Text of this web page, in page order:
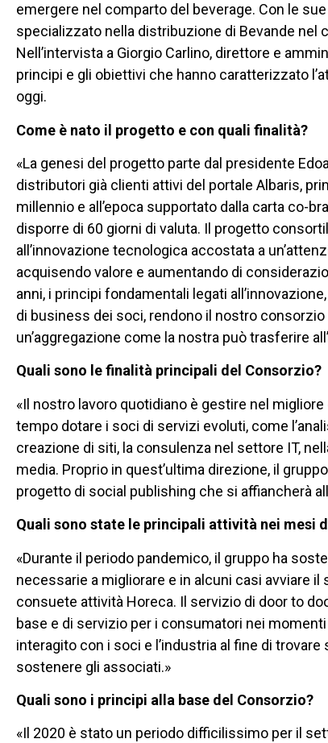
emergere nel comparto del beverage. Con le
specializzato nella distribuzione di Bevande nel
Nell’intervista a Giorgio Carlino, direttore e
principi e gli obiettivi che hanno caratterizzato
oggi.
Come è nato il progetto e con quali finalità?
«La genesi del progetto parte dal presidente
distributori già clienti attivi del portale Albaris,
millennio e all’epoca supportato dalla carta co-
disporre di 60 giorni di valuta. Il progetto
all’innovazione tecnologica accostata a
acquisendo valore e aumentando di
anni, i principi fondamentali legati
di business dei soci, rendono il nostro
un’aggregazione come la nostra può trasferire
Quali sono le finalità principali del Consorzio?
«Il nostro lavoro quotidiano è gestire nel
tempo dotare i soci di servizi evoluti, come
creazione di siti, la consulenza nel settore IT,
media. Proprio in quest’ultima direzione, il
progetto di social publishing che si affiancherà
Quali sono state le principali attività nei mesi
«Durante il periodo pandemico, il gruppo ha
necessarie a migliorare e in alcuni casi avviare
consuete attività Horeca. Il servizio di door to
base e di servizio per i consumatori nei
interagito con i soci e l’industria al fine di
sostenere gli associati.»
Quali sono i principi alla base del Consorzio?
«Il 2020 è stato un periodo difficilissimo per il